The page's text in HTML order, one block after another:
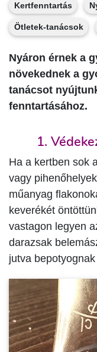
Kertfenntartás
Ötletek-tanácsok
Nyáron érnek a
növekednek a
tanácsot
fenntartásához.
1.
Ha a kertben sok
vagy
műanyag
keverékét
vastagon legyen
darazsak
jutva